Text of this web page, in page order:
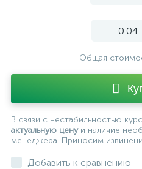
-
Общая
В связи с нестабильностью
актуальную ценуи наличие
менеджера. Приносим
Добавить к сравнению